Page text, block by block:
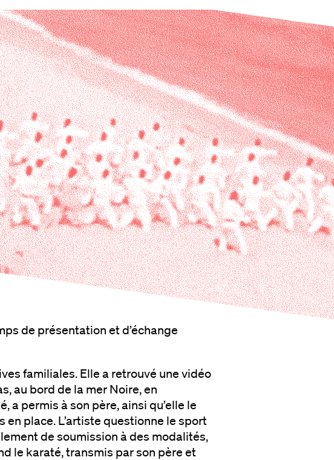
de présentation et d’échange
familiales. Elle a retrouvé une vidéo
au bord de la mer Noire, en
a permis à son père, ainsi qu’elle le
place. L’artiste questionne le sport
de soumission à des modalités,
le karaté, transmis par son père et